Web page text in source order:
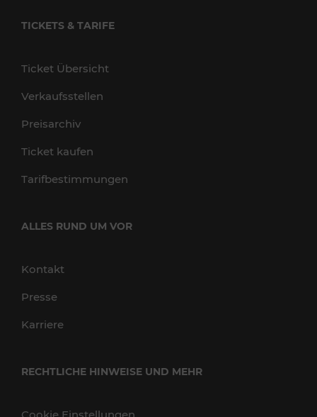
TICKETS & TARIFE
Ticket Übersicht
Verkaufsstellen
Preisarchiv
Ticket kaufen
Tarifbestimmungen
ALLES RUND UM VOR
Kontakt
Presse
Karriere
RECHTLICHE HINWEISE UND MEHR